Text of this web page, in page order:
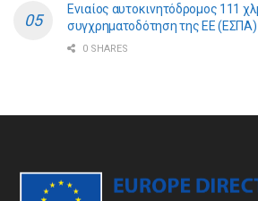
Ενιαίος αυτοκινητόδρομος 111
συγχρηματοδότηση της ΕE (ΕΣΠΑ)
0 SHARES